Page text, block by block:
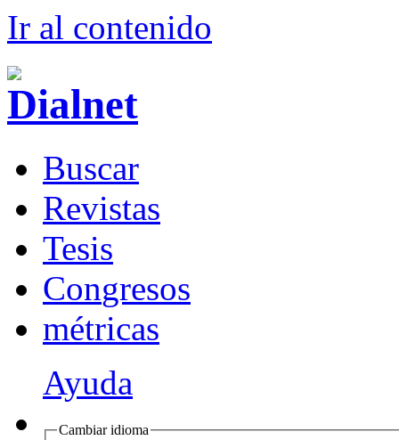
Ir al contenido
Buscar
Revistas
Tesis
Congresos
métricas
Ayuda
Cambiar idioma